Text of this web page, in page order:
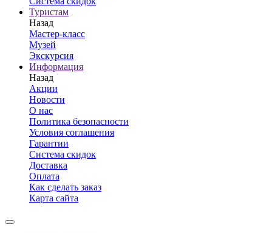
Туристам
Назад
Мастер-класс
Музей
Экскурсия
Информация
Назад
Акции
Новости
О нас
Политика безопасности
Условия соглашения
Гарантии
Система скидок
Доставка
Оплата
Как сделать заказ
Карта сайта